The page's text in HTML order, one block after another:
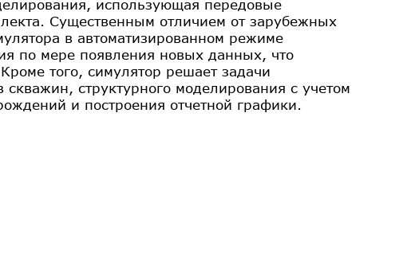
использующая передовые
Существенным отличием от зарубежных
в автоматизированном режиме
по мере появления новых данных, что
того, симулятор решает задачи
структурного моделирования с учетом
и построения отчетной графики.